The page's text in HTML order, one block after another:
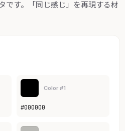
です。「同じ感じ」を再現する材
Color #1
#000000